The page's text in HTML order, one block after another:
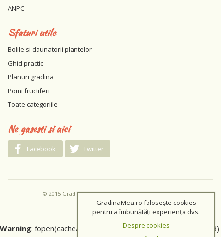
ANPC
Sfaturi utile
Bolile si daunatorii plantelor
Ghid practic
Planuri gradina
Pomi fructiferi
Toate categoriile
Ne gasesti si aici
Facebook Twitter
© 2015 GradinaMea.ro / Toate drepturile rezervate
Warning: fopen(cache/9e153ea2c08fce917deb848de3592399)
GradinaMea.ro folosește cookies
pentru a îmbunătăți experiența dvs.
Despre cookies